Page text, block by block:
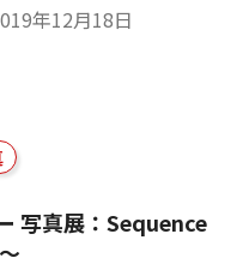
年12月18日
写真展：Sequence